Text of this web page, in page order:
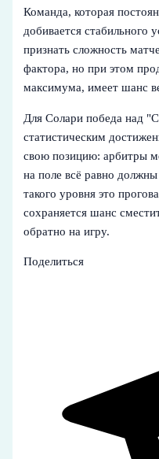
Команда, которая
добивается стабильного
признать сложность
фактора, но при этом
максимума, имеет шанс
Для Солари победа над
статистическим
свою позицию: арбитры
на поле всё равно
такого уровня это
сохраняется шанс
обратно на игру.
Поделиться